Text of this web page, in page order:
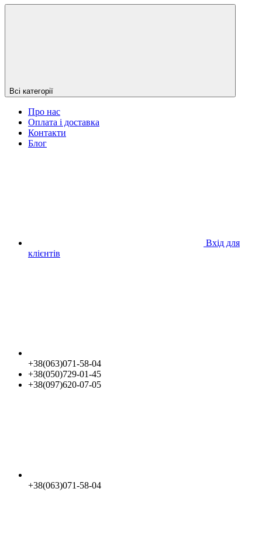
Всі категорії
Про нас
Оплата і доставка
Контакти
Блог
Вхід для
клієнтів
+38(063)071-58-04
+38(050)729-01-45
+38(097)620-07-05
+38(063)071-58-04